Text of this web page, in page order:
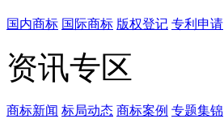
国内商标 国际商标 版权登记 专利申请
资讯专区
商标新闻 标局动态 商标案例 专题集锦